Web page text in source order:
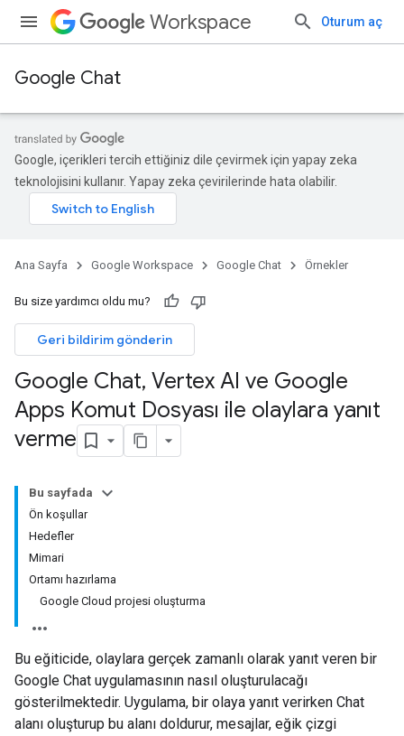
Workspace Oturum aç
Google Chat
Google, içerikleri tercih ettiğiniz dile çevirmek için yapay zeka
teknolojisini kullanır. Yapay zeka çevirilerinde hata olabilir.
Ana Sayfa Google Workspace Google Chat Örnekler
Bu size yardımcı oldu mu?
Geri bildirim gönderin
Google Chat, Vertex AI ve Google
Apps Komut Dosyası ile olaylara yanıt
verme
Bu sayfada
Ön koşullar
Hedefler
Mimari
Ortamı hazırlama
Google Cloud projesi oluşturma
Bu eğiticide, olaylara gerçek zamanlı olarak yanıt veren bir
Google Chat uygulamasının nasıl oluşturulacağı
gösterilmektedir. Uygulama, bir olaya yanıt verirken Chat
alanı oluşturup bu alanı doldurur, mesajlar, eğik çizgi